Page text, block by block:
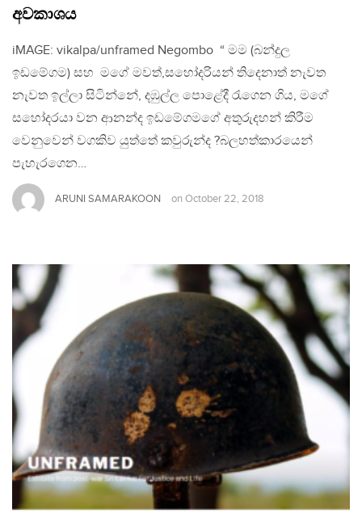
අවකාශය
iMAGE: vikalpa/unframed Negombo “ මම (බන්දුල
ඉඩමේගම) සහ මගේ මවත්,සහෝදරියන් තිදෙනාත් නැවත
නැවත ඉල්ලා සිටින්නේ, දඹුල්ල පොළේදී රැගෙන ගිය, මගේ
සහෝදරයා වන ආනන්ද ඉඩමේගමගේ අතුරුදහන් කිරීම
වෙනුවෙන් වගකිව යුත්තේ කවුරුන්ද ?බලහත්කාරයෙන්
පැහැරගෙන…
ARUNI SAMARAKOON on October 22, 2018